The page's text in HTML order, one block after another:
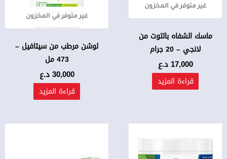
غير متوفر في المخزون
ماسك الشفاه بالتوت من
لانجي – 20 جرام
17,000 د.ع
قراءة المزيد
غير متوفر في المخزون
لوشن مرطب من سيتافيل –
473 مل
30,000د.ع
قراءة المزيد